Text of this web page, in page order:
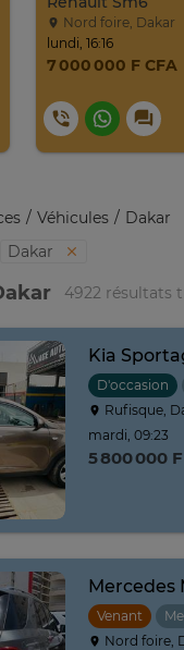
Nord foire, Dakar
lundi, 16:16
7 000 000 F CFA
Véhicules
Dakar
Dakar
4922 résultats
Kia
D'occasion
Rufisque,
mardi, 09:23
5 800 000
Mercedes
Venant
Nord foire,